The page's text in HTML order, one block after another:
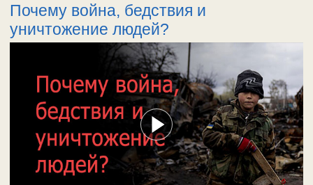
Почему война, бедствия и
уничтожение людей?